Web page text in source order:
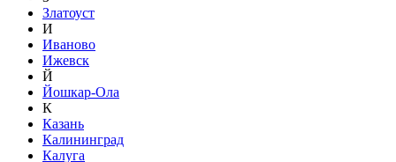
Златоуст
И
Иваново
Ижевск
Й
Йошкар-Ола
К
Казань
Калининград
Калуга